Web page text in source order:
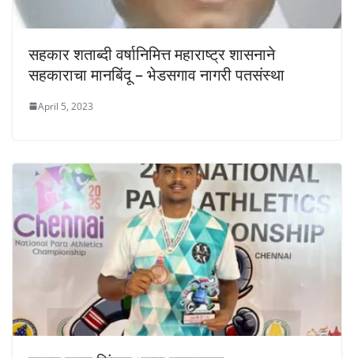
सहकार शताब्दी वर्षानिमित्त महाराष्ट्र शासनाने
सहकाराचा मानबिंदू – भेडसगाव नागरी पतसंस्था
April 5, 2023